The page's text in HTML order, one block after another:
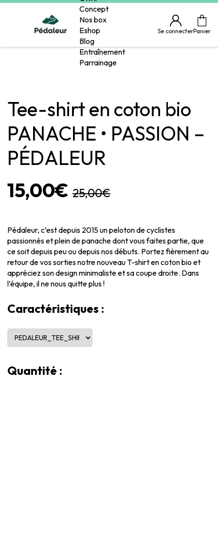
Concept
Nos box
Eshop
Blog
Entraînement
Parrainage
Se connecterPanier
Tee-shirt en coton bio
PANACHE • PASSION –
PÉDALEUR
15,00€ 25,00€
Pédaleur, c’est depuis 2015 un peloton de cyclistes
passionnés et plein de panache dont vous faites partie, que
ce soit depuis peu ou depuis nos débuts. Portez fièrement au
retour de vos sorties notre nouveau T-shirt en coton bio et
appréciez son design minimaliste et sa coupe droite. Dans
l’équipe, il ne nous quitte plus !
Caractéristiques :
Quantité :